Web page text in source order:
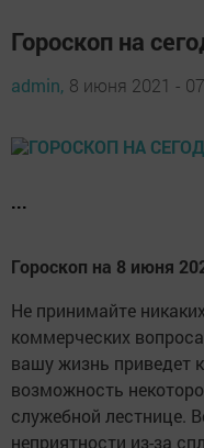
Гороскоп на
admin, 8 июня 2021 -
...
Гороскоп на 8 июня
Не принимайте
коммерческих
вашу жизнь приведет
возможность
служебной лестнице.
неприятности из-за